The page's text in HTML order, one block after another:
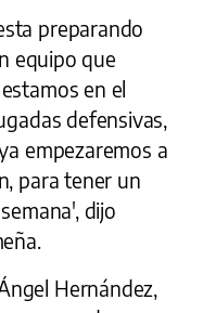
preparando
equipo que
en el
defensivas,
empezaremos a
para tener un
dijo
Hernández,